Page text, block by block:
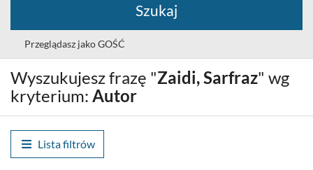
Szukaj
Przeglądasz jako GOŚĆ
Wybór
języka
Polski (PL)
Zaloguj
Wyszukujesz frazę "Zaidi, Sarfraz" wg
kryterium: Autor
Lista filtrów